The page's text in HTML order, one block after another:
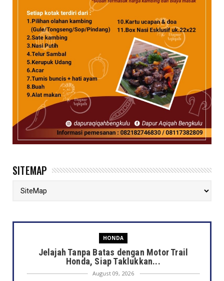
SITEMAP
HONDA
Jelajah Tanpa Batas dengan Motor Trail
Honda, Siap Taklukkan...
August 09, 2026